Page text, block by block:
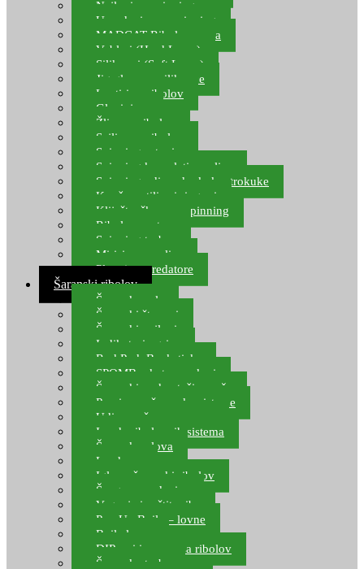
Najloni za spinning
Upredenice za spinning
MADCAT Ribolov soma
Vobleri (Hard Lures)
Silikonci (Soft Lures)
Jig glave za silikonce
Leptiri za ribolov
Glavinjare
Žlice za ribolov
Sajlice za ribolov
Spinning setovi
Spinning kompleti varalica
Spinning udice, dvokuke, trokuke
Kopče, vrtilice i ringovi
Kliješta, škare za spinning
Ribolov pastrve
Spinning torbe
Mirisi za varalice
Plovci za predatore
Šaranski ribolov
Šaranske role
Šaranski štapovi
Šaranski najloni
Indikatori ugriza
Rod Pod, Banksticks
SPOMB rakete, markeri
Šaranski podmetači, mreže
Pernice za šaranske sisteme
Udice za šarana, amura
Izrada ribolovnih sistema
Šaranska olova
Leadcore
Igle za šaranski ribolov
Špage, upredenice
Vaganje i zaštita ribe
Pop Up Boile – lovne
Boile lovne
DIP-ovi i arome za ribolov
Šaranske torbe